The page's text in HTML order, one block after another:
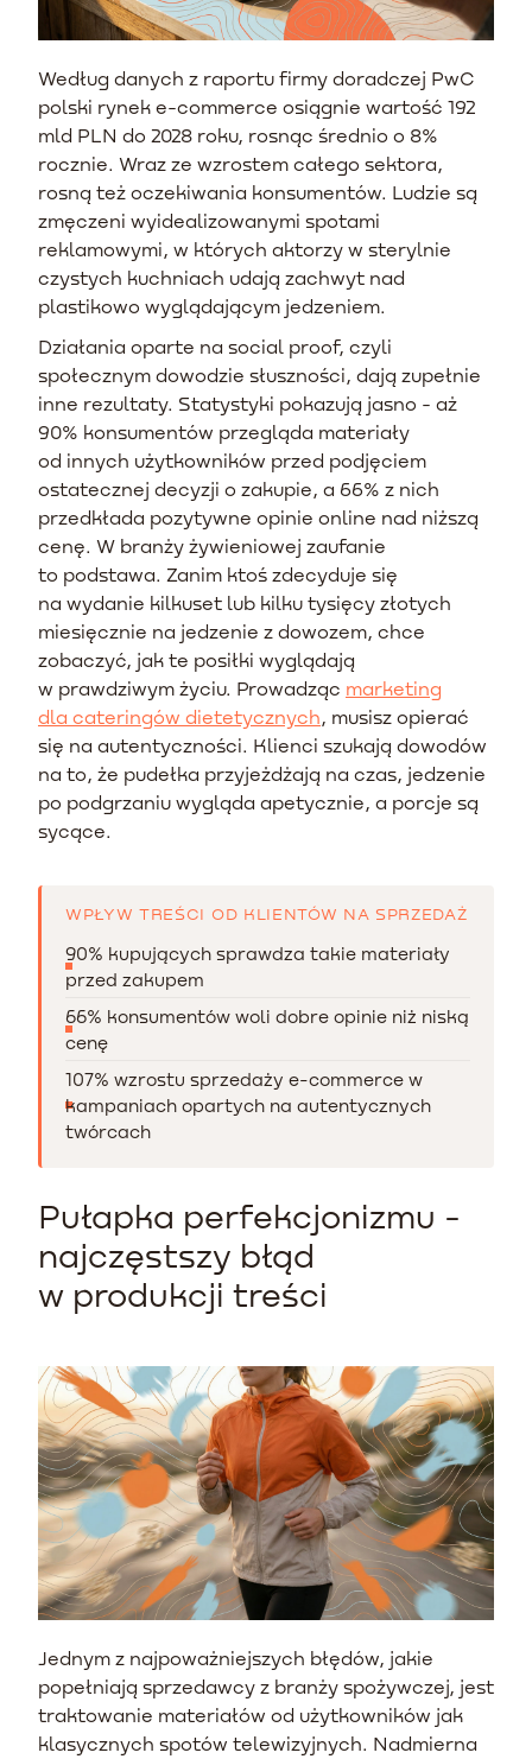
Według danych z raportu firmy doradczej PwC
polski rynek e-commerce osiągnie wartość 192
mld PLN do 2028 roku, rosnąc średnio o 8%
rocznie. Wraz ze wzrostem całego sektora,
rosną też oczekiwania konsumentów. Ludzie są
zmęczeni wyidealizowanymi spotami
reklamowymi, w których aktorzy w sterylnie
czystych kuchniach udają zachwyt nad
plastikowo wyglądającym jedzeniem.
Działania oparte na social proof, czyli
społecznym dowodzie słuszności, dają zupełnie
inne rezultaty. Statystyki pokazują jasno - aż
90% konsumentów przegląda materiały
od innych użytkowników przed podjęciem
ostatecznej decyzji o zakupie, a 66% z nich
przedkłada pozytywne opinie online nad niższą
cenę. W branży żywieniowej zaufanie
to podstawa. Zanim ktoś zdecyduje się
na wydanie kilkuset lub kilku tysięcy złotych
miesięcznie na jedzenie z dowozem, chce
zobaczyć, jak te posiłki wyglądają
w prawdziwym życiu. Prowadząc marketing
dla cateringów dietetycznych , musisz opierać
się na autentyczności. Klienci szukają dowodów
na to, że pudełka przyjeżdżają na czas, jedzenie
po podgrzaniu wygląda apetycznie, a porcje są
sycące.
WPŁYW TREŚCI OD KLIENTÓW NA SPRZEDAŻ
90% kupujących sprawdza takie materiały
przed zakupem
66% konsumentów woli dobre opinie niż niską
cenę
107% wzrostu sprzedaży e-commerce w
kampaniach opartych na autentycznych
twórcach
Pułapka perfekcjonizmu -
najczęstszy błąd
w produkcji treści
Jednym z najpoważniejszych błędów, jakie
popełniają sprzedawcy z branży spożywczej, jest
traktowanie materiałów od użytkowników jak
klasycznych spotów telewizyjnych. Nadmierna